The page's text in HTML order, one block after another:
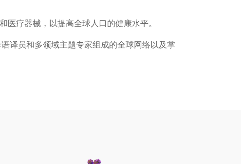
疗器械，以提高全球人口的健康水平。
译员和多领域主题专家组成的全球网络以及掌